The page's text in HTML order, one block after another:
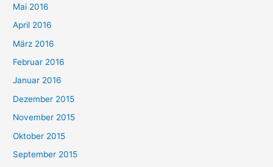
Mai 2016
April 2016
März 2016
Februar 2016
Januar 2016
Dezember 2015
November 2015
Oktober 2015
September 2015